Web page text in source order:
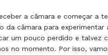
a câmara e começar a
da câmara para
um pouco perdido e talvez
no momento. Por isso,